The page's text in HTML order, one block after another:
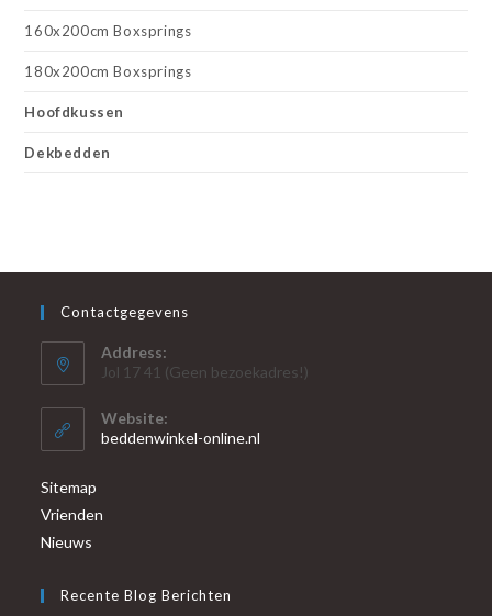
160x200cm Boxsprings
180x200cm Boxsprings
Hoofdkussen
Dekbedden
Contactgegevens
Address:
Jol 17 41 (Geen bezoekadres!)
Website:
beddenwinkel-online.nl
Sitemap
Vrienden
Nieuws
Recente Blog Berichten